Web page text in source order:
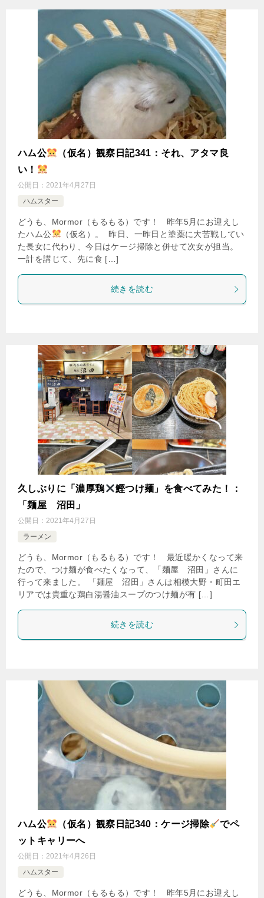
ハム公
（仮名）観察日記341：それ、アタマ良
い！
公開日： 2021年4月27日
ハムスター
どうも、Mormor（もるもる）です！ 昨年5月にお迎えし
たハム公
（仮名）。 昨日、一昨日と塗薬に大苦戦してい
た長女に代わり、今日はケージ掃除と併せて次女が担当。
一計を講じて、先に食 […]
続きを読む
久しぶりに「濃厚鶏
鰹つけ麺」を食べてみた！：
「麺屋 沼田」
公開日： 2021年4月27日
ラーメン
どうも、Mormor（もるもる）です！ 最近暖かくなって来
たので、つけ麺が食べたくなって、「麺屋 沼田」さんに
行って来ました。 「麺屋 沼田」さんは相模大野・町田エ
リアでは貴重な鶏白湯醤油スープのつけ麺が有 […]
続きを読む
ハム公 （仮名）観察日記340：ケージ掃除
でペ
ットキャリーへ
公開日： 2021年4月26日
ハムスター
どうも、Mormor（もるもる）です！ 昨年5月にお迎えし